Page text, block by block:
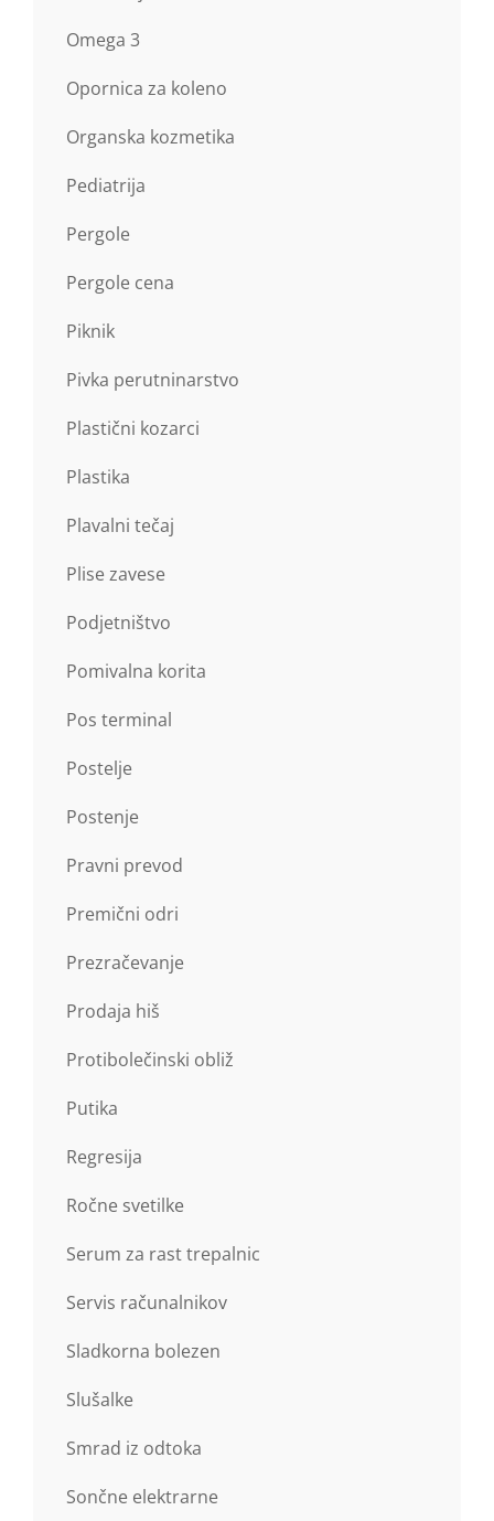
Omega 3
Opornica za koleno
Organska kozmetika
Pediatrija
Pergole
Pergole cena
Piknik
Pivka perutninarstvo
Plastični kozarci
Plastika
Plavalni tečaj
Plise zavese
Podjetništvo
Pomivalna korita
Pos terminal
Postelje
Postenje
Pravni prevod
Premični odri
Prezračevanje
Prodaja hiš
Protibolečinski obliž
Putika
Regresija
Ročne svetilke
Serum za rast trepalnic
Servis računalnikov
Sladkorna bolezen
Slušalke
Smrad iz odtoka
Sončne elektrarne